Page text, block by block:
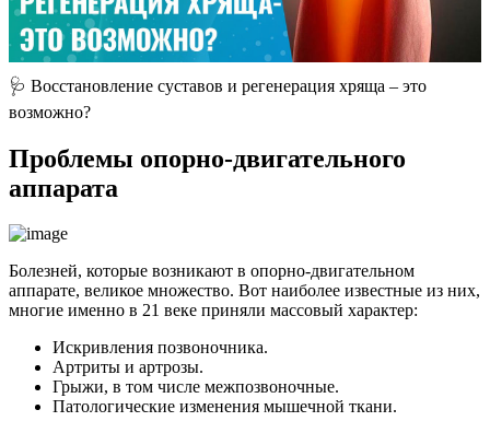
🩺 Восстановление суставов и регенерация хряща – это
возможно?
Проблемы опорно-двигательного
аппарата
Болезней, которые возникают в опорно-двигательном
аппарате, великое множество. Вот наиболее известные из них,
многие именно в 21 веке приняли массовый характер:
Искривления позвоночника.
Артриты и артрозы.
Грыжи, в том числе межпозвоночные.
Патологические изменения мышечной ткани.